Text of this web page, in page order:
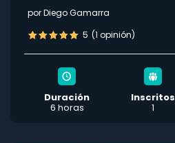
por Diego Gamarra
5 (1 opinión)
Duración
6 horas
Inscritos
1